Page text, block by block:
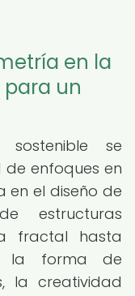
en la
un
se
enfoques en
en el diseño de
estructuras
fractal hasta
la forma de
la creatividad